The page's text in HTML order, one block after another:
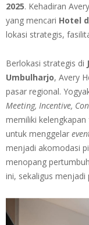
2025. Kehadiran
yang mencari Hotel
lokasi strategis,
Berlokasi strategis di
Umbulharjo, Avery
pasar regional.
Meeting, Incentive,
memiliki
untuk menggelar
menjadi akomodasi
menopang
ini, sekaligus menjadi